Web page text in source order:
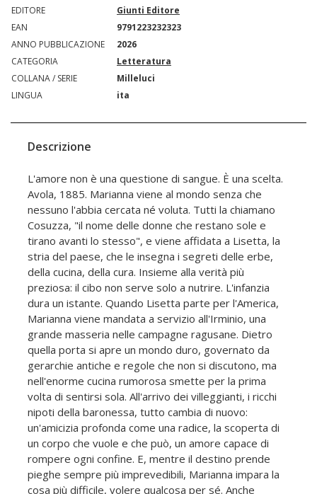
EDITORE
Giunti Editore
EAN
9791223232323
ANNO PUBBLICAZIONE
2026
CATEGORIA
Letteratura
COLLANA / SERIE
Milleluci
LINGUA
ita
Descrizione
L'amore non è una questione di sangue. È una scelta.
Avola, 1885. Marianna viene al mondo senza che
nessuno l'abbia cercata né voluta. Tutti la chiamano
Cosuzza, "il nome delle donne che restano sole e
tirano avanti lo stesso", e viene affidata a Lisetta, la
stria del paese, che le insegna i segreti delle erbe,
della cucina, della cura. Insieme alla verità più
preziosa: il cibo non serve solo a nutrire. L'infanzia
dura un istante. Quando Lisetta parte per l'America,
Marianna viene mandata a servizio all'Irminio, una
grande masseria nelle campagne ragusane. Dietro
quella porta si apre un mondo duro, governato da
gerarchie antiche e regole che non si discutono, ma
nell'enorme cucina rumorosa smette per la prima
volta di sentirsi sola. All'arrivo dei villeggianti, i ricchi
nipoti della baronessa, tutto cambia di nuovo:
un'amicizia profonda come una radice, la scoperta di
un corpo che vuole e che può, un amore capace di
rompere ogni confine. E, mentre il destino prende
pieghe sempre più imprevedibili, Marianna impara la
cosa più difficile, volere qualcosa per sé. Anche